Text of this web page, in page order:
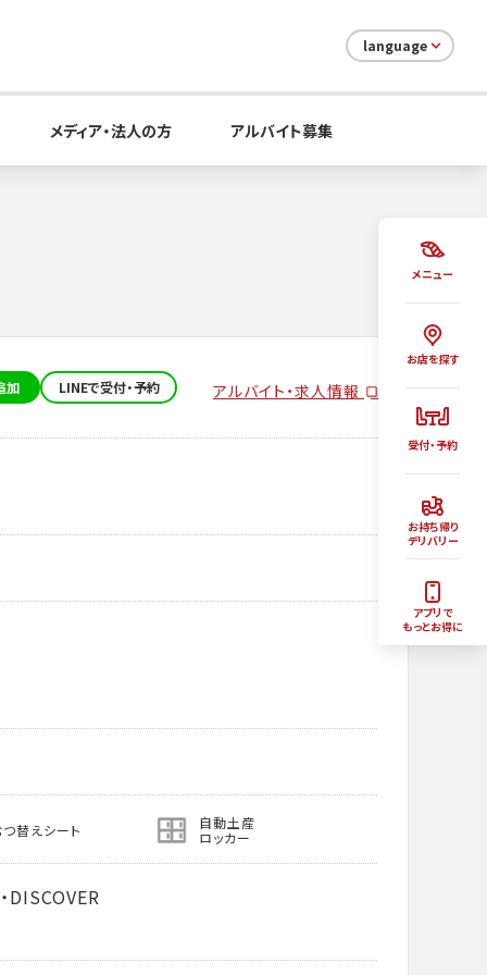
メニュー
お店を探す
受付・予約
お持ち帰り
デリバリー
アプリで
もっとお得に
language
メディア・法人の方 アルバイト募集
加 LINEで受付・予約 アルバイト・求人情報
替えシート 自動土産
ロッカー
DISCOVER